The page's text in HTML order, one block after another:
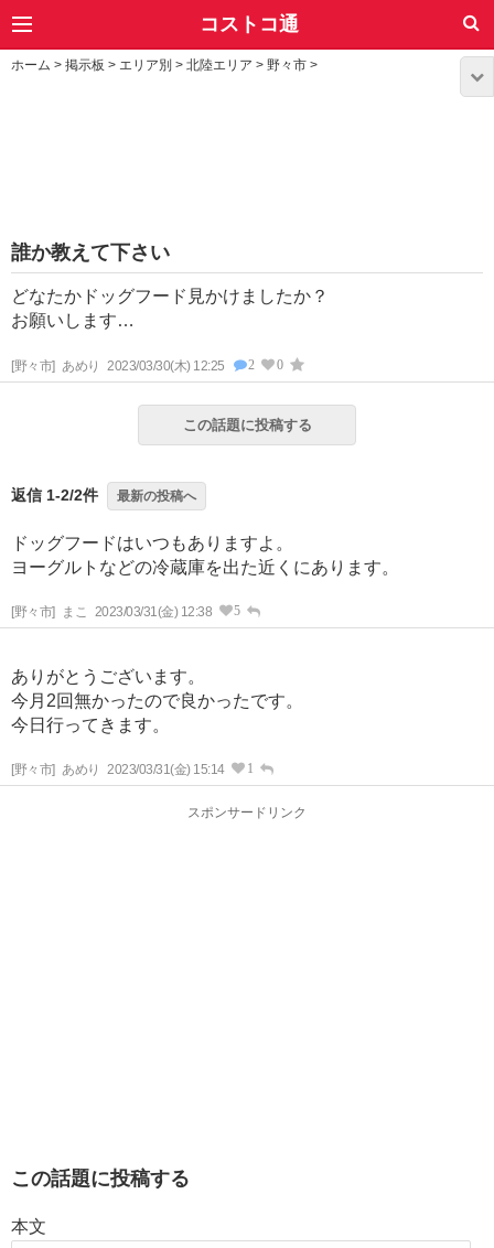
コストコ通
ホーム > 掲示板 > エリア別 > 北陸エリア > 野々市 >
誰か教えて下さい
どなたかドッグフード見かけましたか？
お願いします…
[野々市] あめり 2023/03/30(木) 12:25 2 0
この話題に投稿する
返信 1-2/2件 最新の投稿へ
ドッグフードはいつもありますよ。
ヨーグルトなどの冷蔵庫を出た近くにあります。
[野々市] まこ 2023/03/31(金) 12:38 5
ありがとうございます。
今月2回無かったので良かったです。
今日行ってきます。
[野々市] あめり 2023/03/31(金) 15:14 1
スポンサードリンク
この話題に投稿する
本文